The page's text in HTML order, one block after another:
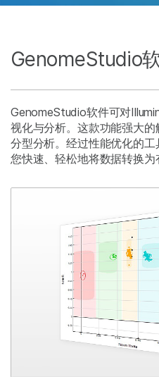
推荐内容链接
GenomeStudio
GenomeStudio软件可对
视化与分析。这款功能强大
分型分析。经过性能优化的
您快速、轻松地将数据转换为